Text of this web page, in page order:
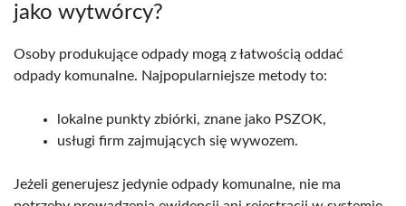
jako wytwórcy?
Osoby produkujące odpady mogą z łatwością oddać
odpady komunalne. Najpopularniejsze metody to:
lokalne punkty zbiórki, znane jako PSZOK,
usługi firm zajmujących się wywozem.
Jeżeli generujesz jedynie odpady komunalne, nie ma